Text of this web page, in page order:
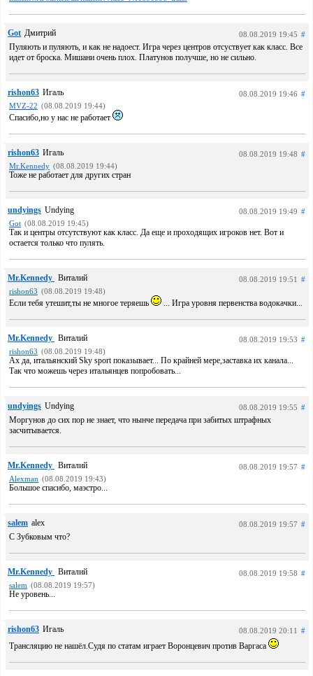
Got Дмитрий 08.08.2019 19:45 #
Пуляють и пуляють, и как не надоест. Игра через центров отсуствует как класс. Все
идет от броска. Мишани очень плох. Платунов получше, но не сильно.
rishon63 Игаль 08.08.2019 19:46 #
MVZ-22 (08.08.2019 19:44)
Спасибо,но у нас не работает
rishon63 Игаль 08.08.2019 19:48 #
Mr.Kennedy (08.08.2019 19:44)
Тоже не работает для других стран
undyings Undying 08.08.2019 19:49 #
Got (08.08.2019 19:45)
Так и центры отсутствуют как класс. Да еще и проходящих игроков нет. Вот и
остается только что пулять.
Mr.Kennedy Виталий 08.08.2019 19:51
#
rishon63 (08.08.2019 19:48)
Если тебя утешит,ты не многое теряешь ... Игра уровня первенства водокачки...
Mr.Kennedy Виталий 08.08.2019 19:53 #
rishon63 (08.08.2019 19:48)
Ах да, итальянский Sky sport показывает... По крайней мере,заставка их канала...
Так что можешь через итальянцев попробовать...
undyings Undying 08.08.2019 19:55 #
Моргунов до сих пор не знает, что нынче передача при забитых штрафных
засчитывается.
Mr.Kennedy Виталий 08.08.2019 19:57 #
Alexman (08.08.2019 19:43)
Большое спасибо, маэстро...
salem alex 08.08.2019 19:57 #
С Зубковым что?
Mr.Kennedy Виталий 08.08.2019 19:58 #
salem (08.08.2019 19:57)
Не уровень...
rishon63 Игаль 08.08.2019 20:11 #
Трансляцию не нашёл.Судя по статам играет Воронцевич против Варгаса